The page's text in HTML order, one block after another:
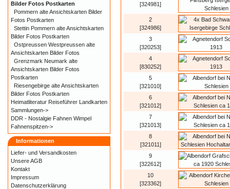
[324981]
2
[324986]
3
[320253]
4
[830252]
5
[321010]
6
[321012]
7
[321013]
8
[321011]
9
[322612]
10
[323362]
Bilder Fotos Postkarten
Pommern alte Ansichtskarten Bilder
Fotos Postkarten
Stettin Pommern alte Ansichtskarten
Bilder Fotos Postkarten
Ostpreussen Westpreussen alte
Ansichtskarten Bilder Fotos
Grenzmark Neumark alte
Ansichtskarten Bilder Fotos
Postkarten
Riesengebirge alte Ansichtskarten
Bilder Fotos Postkarten
Heimatliteratur Reiseführer Landkarten
Sammlungen->
DDR - Nostalgie Fahnen Wimpel
Fahnenspitzen->
Informationen
Liefer- und Versandkosten
Unsere AGB
Kontakt
Impressum
Datenschutzerklärung